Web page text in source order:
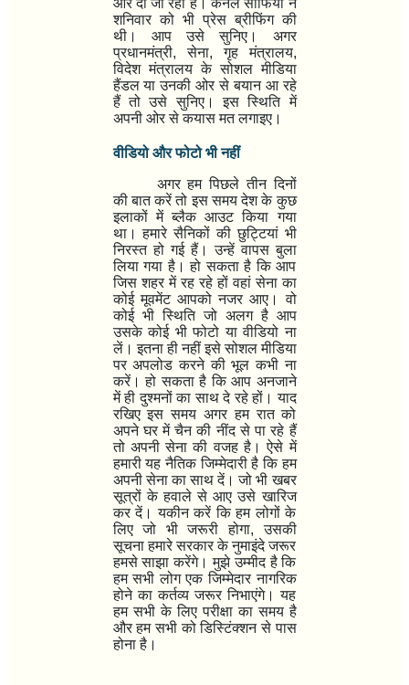
शनिवार को भी प्रेस ब्रीफिंग की
थी। आप उसे सुनिए। अगर
प्रधानमंत्री,सेना,गृह मंत्रालय,
विदेश मंत्रालय के सोशल मीडिया
हैंडल या उनकी ओर से बयान आ रहे
हैं तो उसे सुनिए। इस स्थिति में
अपनी ओर से कयास मत लगाइए।
वीडियो और फोटो भी नहीं
अगर हम पिछले तीन दिनों
की बात करें तो इस समय देश के कुछ
इलाकों में ब्लैक आउट किया गया
था। हमारे सैनिकों की छुट्टियां भी
निरस्त हो गई हैं। उन्हें वापस बुला
लिया गया है। हो सकता है कि आप
जिस शहर में रह रहे हों वहां सेना का
कोई मूवमेंट आपको नजर आए। वो
कोई भी स्थिति जो अलग है आप
उसके कोई भी फोटो या वीडियो ना
लें। इतना ही नहीं इसे सोशल मीडिया
पर अपलोड करने की भूल कभी ना
करें। हो सकता है कि आप अनजाने
में ही दुश्मनों का साथ दे रहे हों। याद
रखिए इस समय अगर हम रात को
अपने घर में चैन की नींद से पा रहे हैं
तो अपनी सेना की वजह है। ऐसे में
हमारी यह नैतिक जिम्मेदारी है कि हम
अपनी सेना का साथ दें। जो भी खबर
सूत्रों के हवाले से आए उसे खारिज
कर दें। यकीन करें कि हम लोगों के
लिए जो भी जरूरी होगा,उसकी
सूचना हमारे सरकार के नुमाइंदे जरूर
हमसे साझा करेंगे। मुझे उम्मीद है कि
हम सभी लोग एक जिम्मेदार नागरिक
होने का कर्तव्य जरूर निभाएंगे। यह
हम सभी के लिए परीक्षा का समय है
और हम सभी को डिस्टिंक्शन से पास
होना है।